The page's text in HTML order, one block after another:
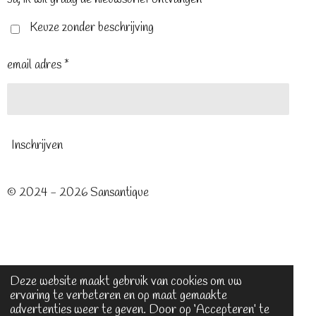
Deze website maakt gebruik van cookies om uw
ervaring te verbeteren en op maat gemaakte
advertenties weer te geven. Door op ‘Accepteren’ te
t
m
Keuze zonder beschrijving
email adres *
Inschrijven
© 2024 - 2026 Sansantique